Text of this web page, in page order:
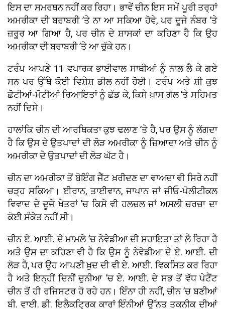
ਇਸ ਦਾ ਸਮਰਥਨ ਨਹੀਂ ਕਰ ਰਿਹਾ। ਭਾਵੇਂ ਚੀਨ ਇਸ ਸਮੇਂ ਪੂਰੀ ਤਰ੍ਹਾਂ
ਅਮਰੀਕਾ ਦੀ ਬਰਾਬਰੀ ’ਤੇ ਨਾ ਆ ਸਕਿਆ ਹੋਵੇ, ਪਰ ਦੂਜੇ ਨੰਬਰ ’ਤੇ
ਜ਼ਰੂਰ ਆ ਗਿਆ ਹੈ, ਪਰ ਚੀਨ ਦੇ ਸ਼ਾਸਕਾਂ ਦਾ ਕਹਿਣਾ ਹੈ ਕਿ ਉਹ
ਅਮਰੀਕਾ ਦੀ ਬਰਾਬਰੀ ’ਤੇ ਆ ਚੁੱਕੇ ਹਨ।
ਟਰੰਪ ਆਪਣੇ 11 ਵਪਾਰਕ ਭਾਈਵਾਲ ਸਾਥੀਆਂ ਨੂੰ ਨਾਲ ਲੈ ਕੇ ਗਏ
ਸਨ ਪਰ ਉੱਥੇ ਕੋਈ ਵਿਸ਼ੇਸ਼ ਡੀਲ ਨਹੀਂ ਹੋਈ। ਟਰੰਪ ਅਤੇ ਸ਼ੀ ਕੁਝ
ਛੋਟੀਆਂ-ਮੋਟੀਆਂ ਰਿਆਇਤਾਂ ਨੂੰ ਛੱਡ ਕੇ, ਕਿਸੇ ਖ਼ਾਸ ਗੱਲ ’ਤੇ ਸਹਿਮਤ
ਨਹੀਂ ਦਿਸੇ।
ਹਾਲਾਂਕਿ ਚੀਨ ਦੀ ਆਰਥਿਕਤਾ ਕੁਝ ਢਲਾਣ ’ਤੇ ਹੈ, ਪਰ ਉਸ ਨੂੰ ਲੱਗਦਾ
ਹੈ ਕਿ ਉਸ ਦੇ ਉਤਪਾਦਾਂ ਦੀ ਲੋੜ ਅਮਰੀਕਾ ਨੂੰ ਜ਼ਿਆਦਾ ਅਤੇ ਚੀਨ ਨੂੰ
ਅਮਰੀਕਾ ਦੇ ਉਤਪਾਦਾਂ ਦੀ ਲੋੜ ਘੱਟ ਹੈ।
ਚੀਨ ਦਾ ਅਮਰੀਕਾ ਤੋਂ ਬੋਇੰਗ ਜੈੱਟ ਖ਼ਰੀਦਣ ਦਾ ਵਾਅਦਾ ਵੀ ਸਿਰੇ ਨਹੀਂ
ਚੜ੍ਹ ਸਕਿਆ। ਈਰਾਨ, ਤਾਈਵਾਨ, ਜਾਪਾਨ ਜਾਂ ਜੀਓ-ਪੋਲੀਟੀਕਲ
ਵਿਵਾਦ ਦੇ ਦੂਜੇ ਖੇਤਰਾਂ ’ਚ ਕਿਸੇ ਵੀ ਹਲਚਲ ਜਾਂ ਅਸਲੀ ਚਰਚਾ ਦਾ
ਕੋਈ ਸੰਕੇਤ ਨਹੀਂ ਸੀ।
ਚੀਨ ਏ. ਆਈ. ਦੇ ਮਾਮਲੇ ’ਚ ਨੇਵੇਡੀਆ ਦੀ ਸਹਾਇਤਾ ਤਾਂ ਲੈ ਰਿਹਾ ਹੈ
ਅਤੇ ਉਸ ਦਾ ਕਹਿਣਾ ਵੀ ਹੈ ਕਿ ਉਸ ਨੂੰ ਨੇਵੇਡੀਆ ਦੇ ਏ. ਆਈ. ਦੀ
ਲੋੜ ਹੈ, ਪਰ ਉਹ ਆਪਣੀ ਖ਼ੁਦ ਦੀ ਵੀ ਏ. ਆਈ. ਵਿਕਸਿਤ ਕਰ ਰਿਹਾ
ਹੈ ਅਤੇ ਇਨ੍ਹੀਂ ਦਿਨੀਂ ਦੁਨੀਆ ’ਚ ਏ. ਆਈ. ਦੇ ਸਭ ਤੋਂ ਵੱਧ ਪੇਟੈਂਟ
ਚੀਨ ਤੋਂ ਹੀ ਰਜਿਸਟਰ ਹੋ ਰਹੇ ਹਨ। ਇੰਨਾ ਹੀ ਨਹੀਂ, ਚੀਨ ’ਚ ਬਣੀਆਂ
ਬੀ. ਵਾਈ. ਡੀ. ਇਲੈਕਟ੍ਰਿਕ ਕਾਰਾਂ ਇੰਨੀਆਂ ਉੱਨਤ ਤਕਨੀਕ ਦੀਆਂ